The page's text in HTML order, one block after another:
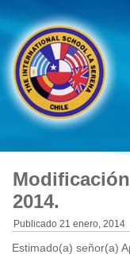
2014.
Publicado 21 enero, 2014
Estimado(a) señor(a)